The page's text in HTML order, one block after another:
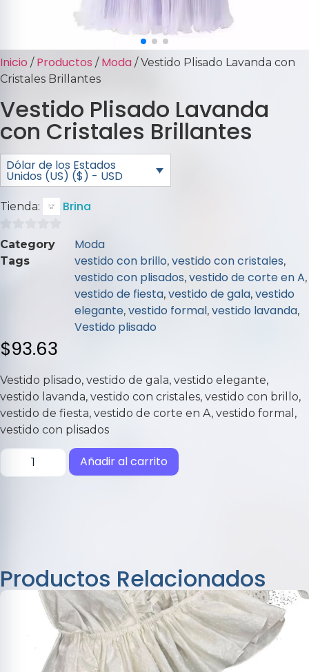
Inicio / Productos / Moda / Vestido Plisado Lavanda con
Cristales Brillantes
Vestido Plisado Lavanda
con Cristales Brillantes
Dólar de los Estados
Unidos (US) ($) - USD
Tienda: Brina
0
de
Category Moda
Tags vestido con brillo, vestido con cristales,
vestido con plisados, vestido de corte en A,
vestido de fiesta, vestido de gala, vestido
elegante, vestido formal, vestido lavanda,
Vestido plisado
$93.63
Vestido plisado, vestido de gala, vestido elegante,
vestido lavanda, vestido con cristales, vestido con brillo,
vestido de fiesta, vestido de corte en A, vestido formal,
vestido con plisados
Añadir al carrito
Productos Relacionados